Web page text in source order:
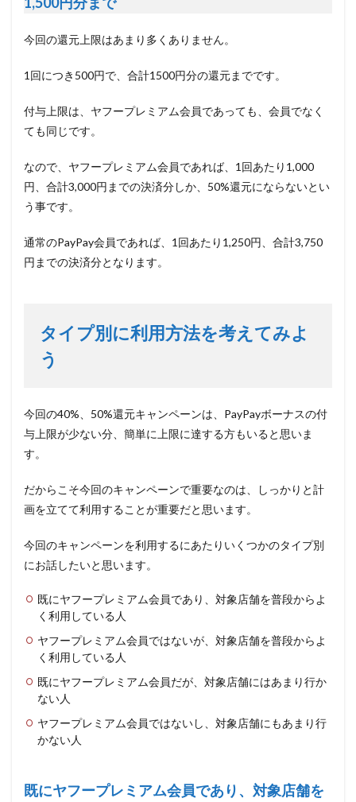
今回の還元上限はあまり多くありません。
1回につき500円で、合計1500円分の還元までです。
付与上限は、ヤフープレミアム会員であっても、会員でなく
ても同じです。
なので、 ヤフープレミアム会員であれば、1回あたり1,000
円、合計3,000円までの決済分しか、50%還元にならないとい
う事です。
通常のPayPay会員であれば、1回あたり1,250円、合計3,750
円までの決済分となります。
タイプ別に利用方法を考えてみよ
う
今回の40%、50%還元キャンペーンは、PayPayボーナスの付
与上限が少ない分、簡単に上限に達する方もいると思いま
す。
だからこそ今回のキャンペーンで重要なのは、
しっかりと計
画を立てて利用することが重要だと思います。
今回のキャンペーンを利用するにあたりいくつかのタイプ別
にお話したいと思います。
既にヤフープレミアム会員であり、対象店舗を普段からよ
く利用している人
ヤフープレミアム会員ではないが、対象店舗を普段からよ
く利用している人
既にヤフープレミアム会員だが、対象店舗にはあまり行か
ない人
ヤフープレミアム会員ではないし、対象店舗にもあまり行
かない人
既にヤフープレミアム会員であり、対象店舗を